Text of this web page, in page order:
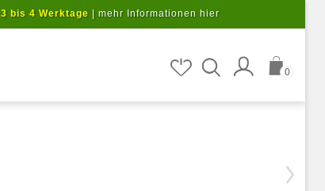
3 bis 4 Werktage mehr Informationen hier
0